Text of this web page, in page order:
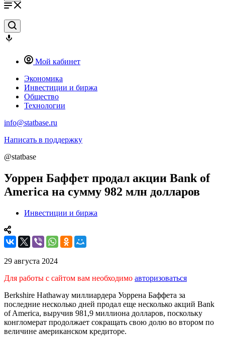
Мой кабинет
Экономика
Инвестиции и биржа
Общество
Технологии
info@statbase.ru
Написать в поддержку
@statbase
Уоррен Баффет продал акции Bank of
America на сумму 982 млн долларов
Инвестиции и биржа
29 августа 2024
Для работы с сайтом вам необходимо авторизоваться
Berkshire Hathaway миллиардера Уоррена Баффета за
последние несколько дней продал еще несколько акций Bank
of America, выручив 981,9 миллиона долларов, поскольку
конгломерат продолжает сокращать свою долю во втором по
величине американском кредиторе.